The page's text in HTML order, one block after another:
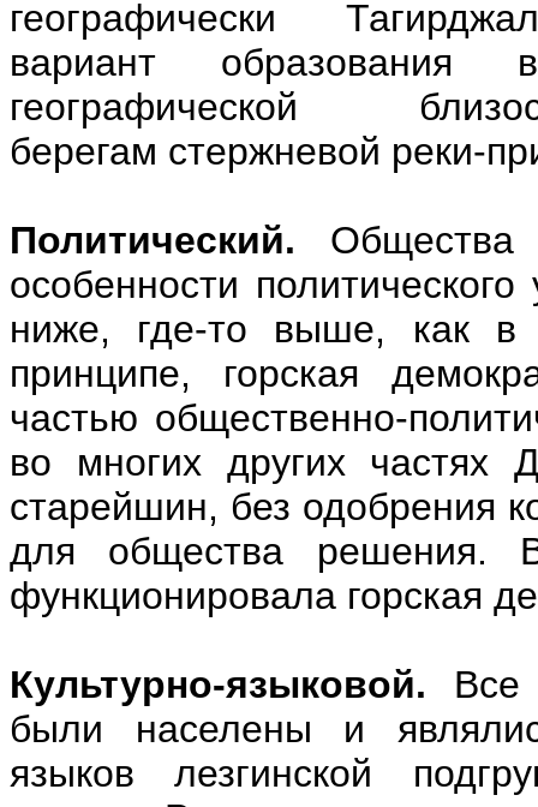
географически
вариант образования
географической
берегам стержневой реки-
Политический. Общества
особенности
ниже, где-то выше, как в
принципе, горская
частью общественно-
во многих других частях
старейшин, без одобрения
для общества решения.
функционировала горская
Культурно-языковой. Все
были населены и
языков лезгинской